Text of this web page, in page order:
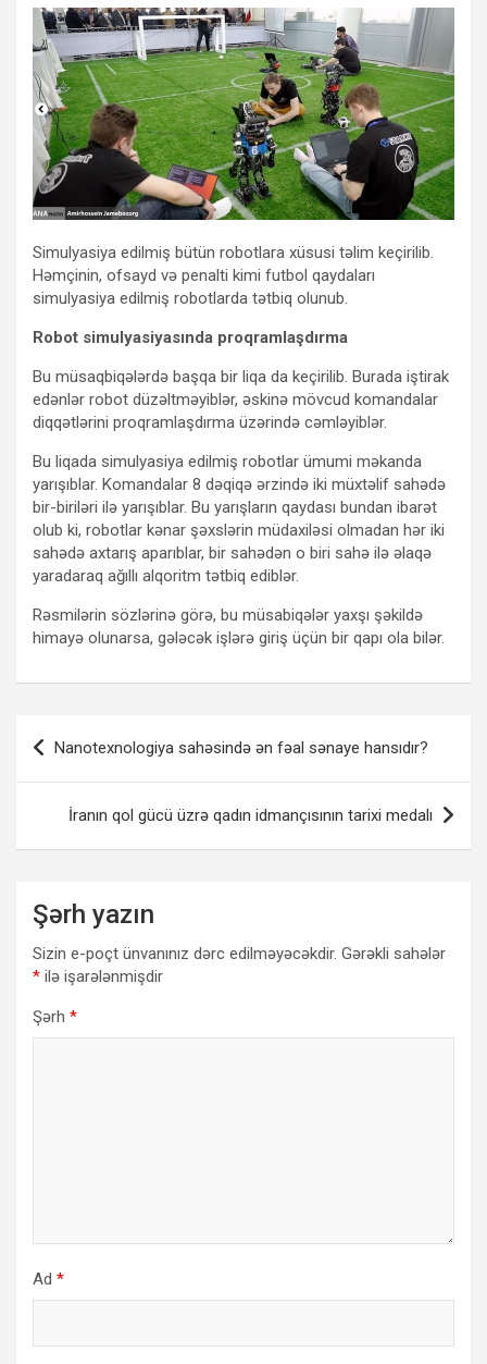
Simulyasiya edilmiş bütün robotlara xüsusi təlim keçirilib.
Həmçinin, ofsayd və penalti kimi futbol qaydaları
simulyasiya edilmiş robotlarda tətbiq olunub.
Robot simulyasiyasında proqramlaşdırma
Bu müsaqbiqələrdə başqa bir liqa da keçirilib. Burada iştirak
edənlər robot düzəltməyiblər, əskinə mövcud komandalar
diqqətlərini proqramlaşdırma üzərində cəmləyiblər.
Bu liqada simulyasiya edilmiş robotlar ümumi məkanda
yarışıblar. Komandalar 8 dəqiqə ərzində iki müxtəlif sahədə
bir-biriləri ilə yarışıblar. Bu yarışların qaydası bundan ibarət
olub ki, robotlar kənar şəxslərin müdaxiləsi olmadan hər iki
sahədə axtarış aparıblar, bir sahədən o biri sahə ilə əlaqə
yaradaraq ağıllı alqoritm tətbiq ediblər.
Rəsmilərin sözlərinə görə, bu müsabiqələr yaxşı şəkildə
himayə olunarsa, gələcək işlərə giriş üçün bir qapı ola bilər.
Yazı
naviqasiyası
Nanotexnologiya sahəsində ən fəal sənaye hansıdır?
İranın qol gücü üzrə qadın idmançısının tarixi medalı
Şərh yazın
Sizin e-poçt ünvanınız dərc edilməyəcəkdir. Gərəkli sahələr
* ilə işarələnmişdir
Şərh *
Ad *